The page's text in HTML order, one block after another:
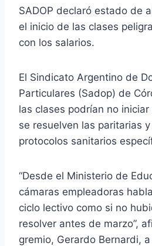
SADOP declaró estado de
el inicio de las clases
con los salarios.
El Sindicato Argentino de
Particulares (Sadop) de
las clases podrían no
se resuelven las paritarias
protocolos sanitarios
“Desde el Ministerio de
cámaras empleadoras
ciclo lectivo como si no
resolver antes de marzo”,
gremio, Gerardo Bernardi,